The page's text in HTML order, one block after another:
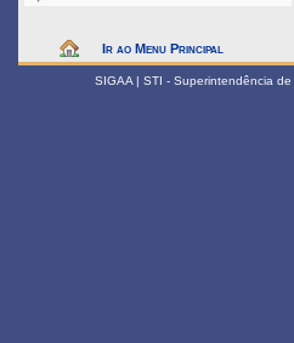
Ir ao Menu Principal
SIGAA | STI - Superintendência